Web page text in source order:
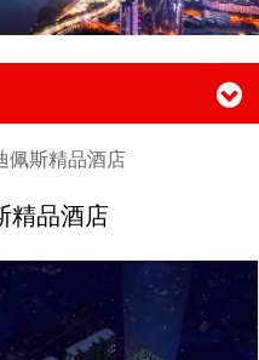
品酒店
佩斯精品酒店
精品酒店